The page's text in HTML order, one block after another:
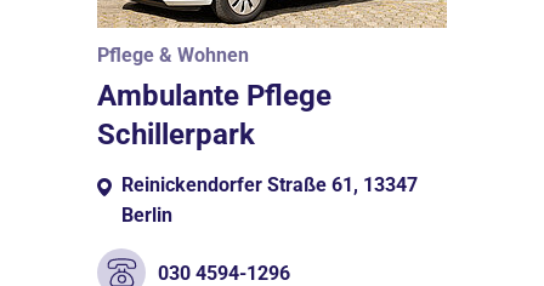
Pflege & Wohnen
Ambulante Pflege
Schillerpark
Reinickendorfer Straße 61, 13347
Berlin
030 4594-1296